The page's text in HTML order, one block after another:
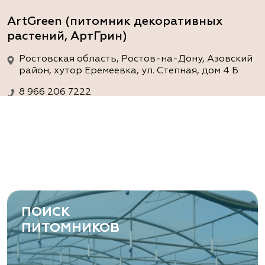
ArtGreen (питомник декоративных
растений, АртГрин)
Ростовская область, Ростов-на-Дону, Азовский
район, хутор Еремеевка, ул. Степная, дом 4 Б
8 966 206 7222
Ростовская область, Ростов-на-Дону,
Левобережная ул, дом № 37
8 966 206 7222
www.art-green.ru
ПОИСК
ПИТОМНИКОВ